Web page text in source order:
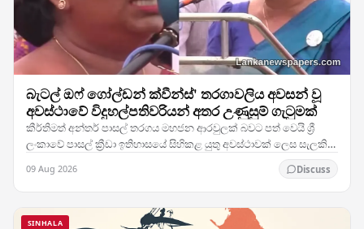
බැටල් ඔෆ් ගෝල්ඩන් ක්වීන්ස්' තරගාවලිය අවසන් වූ
අවස්ථාවේ විදුහල්පතිවරියන් අතර උණුසුම් ගැටුමක්
කීර්තිමත් අන්තර් පාසල් තරගය මහජන ආරවුලක් බවට පත් වෙයි ශ්‍රී
ලංකාවේ පාසල් ක්‍රීඩා ඉතිහාසයේ සිහිකළ යුතු අවස්ථාවක් ලෙස සැලකිය
09 Aug 2026 Discuss
SINHALA